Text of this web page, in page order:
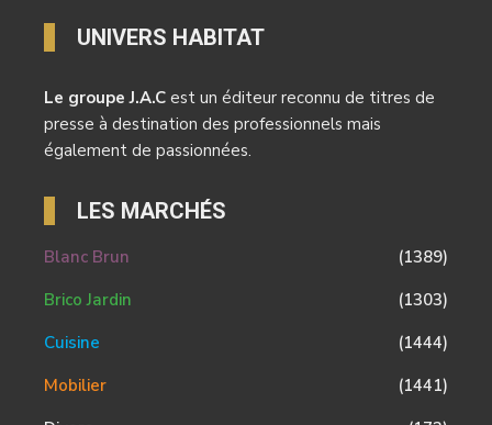
UNIVERS HABITAT
Le groupe J.A.C est un éditeur reconnu de titres de
presse à destination des professionnels mais
également de passionnées.
LES MARCHÉS
Blanc Brun
(1389)
Brico Jardin
(1303)
Cuisine
(1444)
Mobilier
(1441)